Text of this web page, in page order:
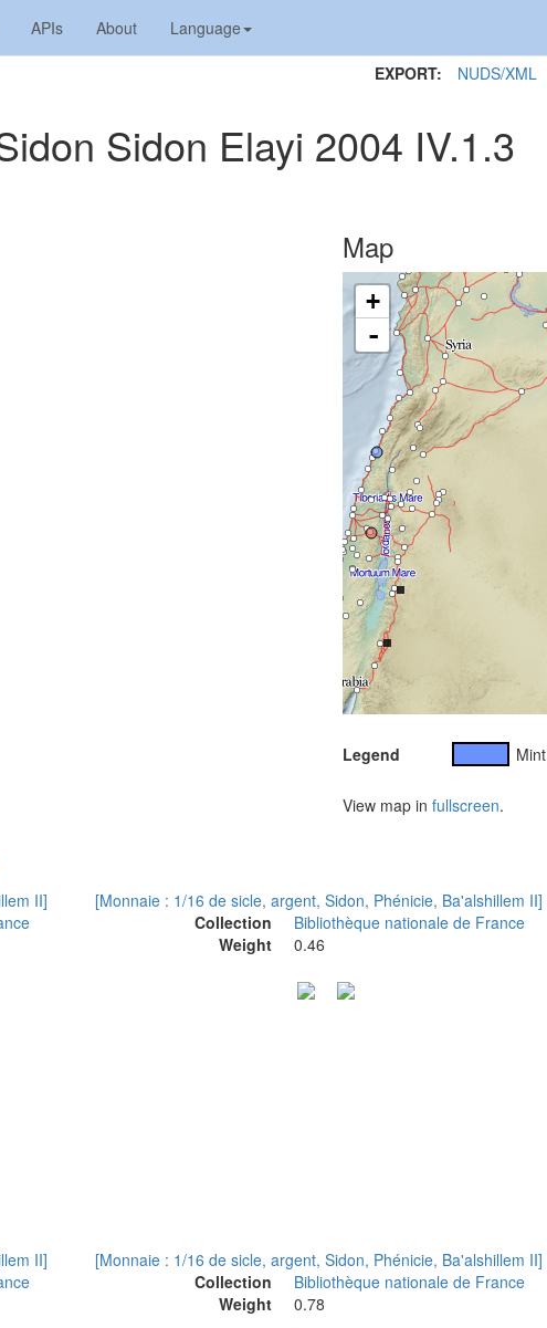
APIs About Language
EXPORT: NUDS/XML
Sidon Elayi 2004 IV.1.3
Map
+
-
Legend Mint
View map in fullscreen.
II]
[Monnaie : 1/16 de sicle, argent, Sidon, Phénicie, Ba'alshillem II]
Collection
Bibliothèque nationale de France
Weight
0.46
II]
[Monnaie : 1/16 de sicle, argent, Sidon, Phénicie, Ba'alshillem II]
Collection
Bibliothèque nationale de France
Weight
0.78